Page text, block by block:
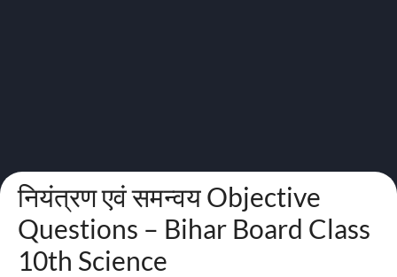
नियंत्रण एवं समन्वय Objective
Questions – Bihar Board Class
10th Science